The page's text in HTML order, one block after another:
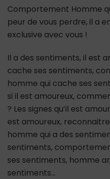
Comportement Homme
peur de vous perdre, il a
exclusive avec vous !
Il a des sentiments, il est
cache ses sentiments,
homme qui cache ses
si il est amoureux,
? Les signes qu’il est
est amoureux,
homme qui a des
sentiments,
ses sentiments, homme
sentiments…